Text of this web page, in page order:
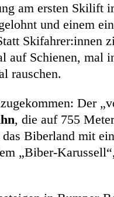
am ersten Skilift
und einem
Skifahrer:innen
auf Schienen, mal
rauschen.
Der
, die auf 755
Biberland mit
„Biber-